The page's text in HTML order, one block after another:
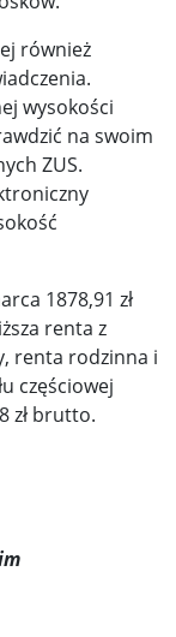
również
wysokości
na swoim
ZUS.
1878,91 zł
renta z
renta rodzinna i
częściowej
zł brutto.